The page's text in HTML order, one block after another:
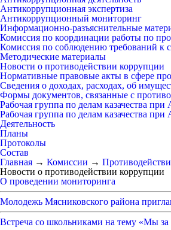
Антикоррупционная экспертиза
Антикоррупционный мониторинг
Информационно-разъяснительные
Комиссия по координации работы по
Комиссия по соблюдению требований к
Методические материалы
Новости о противодействии коррупции
Нормативные правовые акты в сфере
Сведения о доходах, расходах, об
Формы документов, связанные с
Рабочая группа по делам казачества
Рабочая группа по делам казачества
Деятельность
Планы
Протоколы
Состав
Главная → Комиссии →
Новости о противодействии коррупции
О проведении мониторинга
Молодежь Мясниковского района
Встреча со школьниками на тему «Мы за